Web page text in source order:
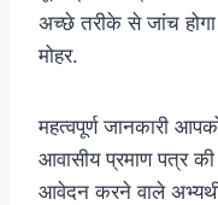
अच्छे तरीके से जांच
मोहर.
महत्वपूर्ण जानकारी
आवासीय प्रमाण पत्र की
आवेदन करने वाले